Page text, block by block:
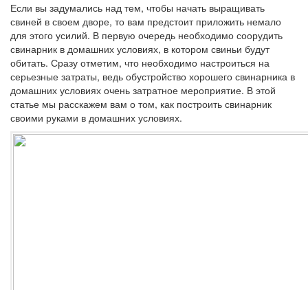
Если вы задумались над тем, чтобы начать выращивать
свиней в своем дворе, то вам предстоит приложить немало
для этого усилий. В первую очередь необходимо соорудить
свинарник в домашних условиях, в котором свиньи будут
обитать. Сразу отметим, что необходимо настроиться на
серьезные затраты, ведь обустройство хорошего свинарника в
домашних условиях очень затратное мероприятие. В этой
статье мы расскажем вам о том, как построить свинарник
своими руками в домашних условиях.